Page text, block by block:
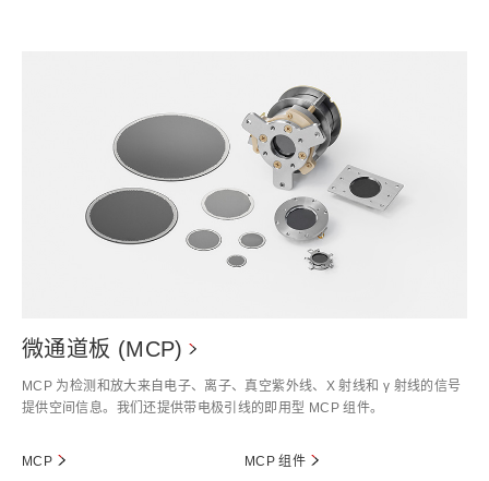
微通道板 (MCP)
MCP 为检测和放大来自电子、离子、真空紫外线、X 射线和 γ 射线的信号
提供空间信息。我们还提供带电极引线的即用型 MCP 组件。
MCP MCP 组件